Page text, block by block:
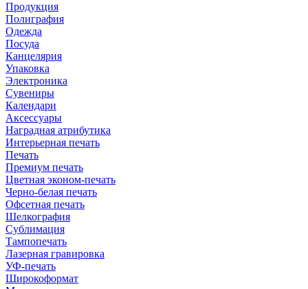
Продукция
Полиграфия
Одежда
Посуда
Канцелярия
Упаковка
Электроника
Сувениры
Календари
Аксессуары
Наградная атрибутика
Интерьерная печать
Печать
Премиум печать
Цветная эконом-печать
Черно-белая печать
Офсетная печать
Шелкография
Сублимация
Тампопечать
Лазерная гравировка
УФ-печать
Широкоформат